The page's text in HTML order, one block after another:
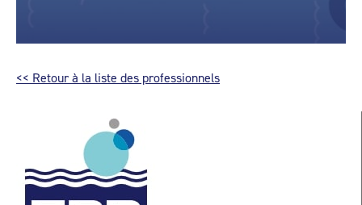
<< Retour à la liste des professionnels